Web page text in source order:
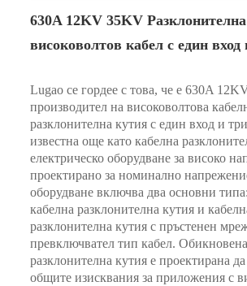
630A 12KV 35KV
високоволтов кабел с един вход
Lugao се гордее с това, че е 630A
производител на високоволтова
разклонителна кутия с един вход и
известна още като кабелна
електрическо оборудване за високо
проектирано за номинално
оборудване включва два основни
кабелна разклонителна кутия и
разклонителна кутия с пръстенен
превключвател тип кабел.
разклонителна кутия е проектирана
общите изисквания за приложения с